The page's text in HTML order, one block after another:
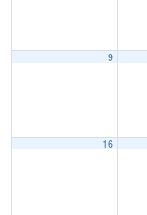
9
16